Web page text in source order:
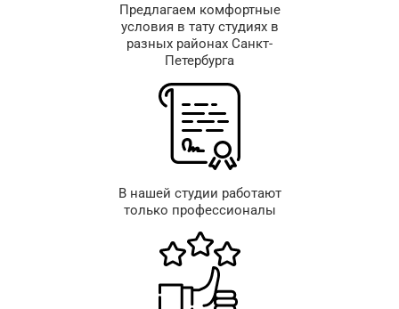
Предлагаем комфортные
условия в тату студиях в
разных районах Санкт-
Петербурга
В нашей студии работают
только профессионалы